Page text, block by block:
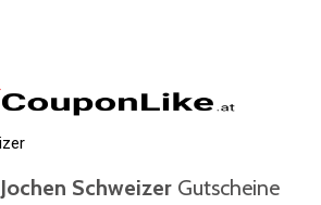
Jochen SchweizerGutscheine